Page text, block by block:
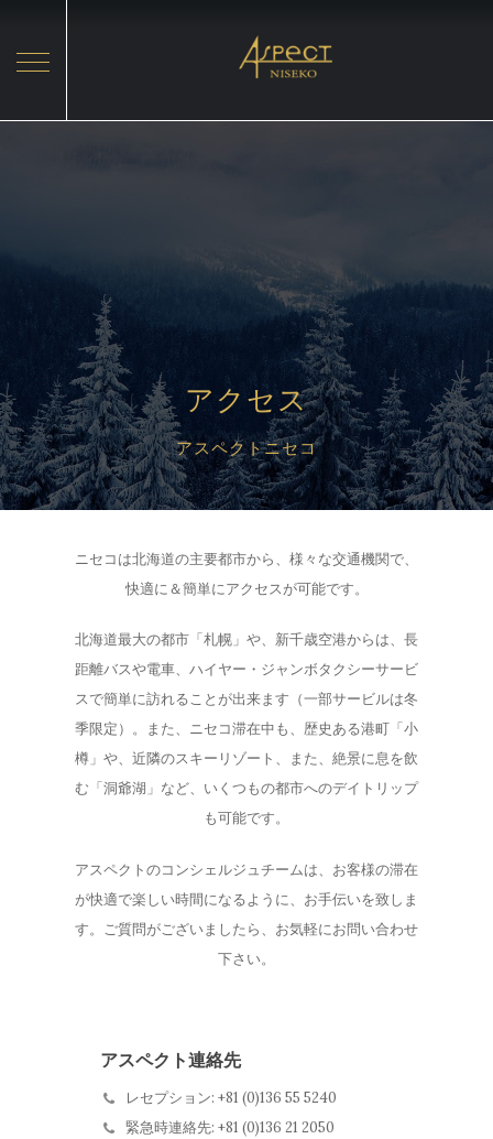
アクセス
アスペクトニセコ
ニセコは北海道の主要都市から、様々な交通機関で、
快適に＆簡単にアクセスが可能です。
北海道最大の都市「札幌」や、新千歳空港からは、長
距離バスや電車、ハイヤー・ジャンボタクシーサービ
スで簡単に訪れることが出来ます（一部サービルは冬
季限定）。また、ニセコ滞在中も、歴史ある港町「小
樽」や、近隣のスキーリゾート、また、絶景に息を飲
む「洞爺湖」など、いくつもの都市へのデイトリップ
も可能です。
アスペクトのコンシェルジュチームは、お客様の滞在
が快適で楽しい時間になるように、お手伝いを致しま
す。ご質問がございましたら、お気軽にお問い合わせ
下さい。
アスペクト連絡先
レセプション: +81 (0)136 55 5240
緊急時連絡先: +81 (0)136 21 2050
アパートメント
コンシェルジュ
交通アクセ
のご案内
夏
お問い合わ
交通アクセスのご案内
パッケージ